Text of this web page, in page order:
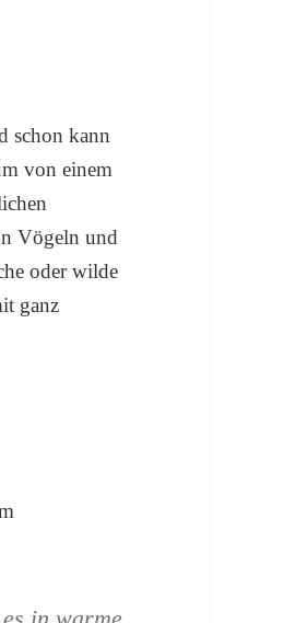
schon kann
von einem
Vögeln und
oder wilde
ganz